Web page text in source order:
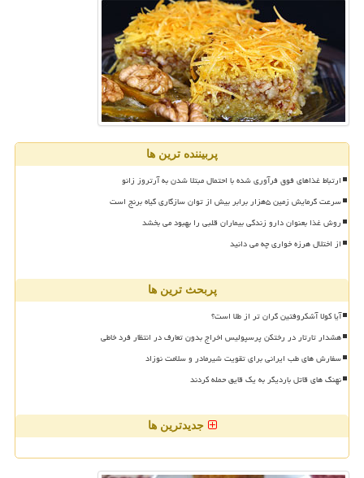
پربیننده ترین ها
ارتباط غذاهای فوق فرآوری شده با احتمال مبتلا شدن به آرتروز زانو
سرعت گرمایش زمین ۵هزار برابر بیش از توان سازگاری گیاه برنج است
روش غذا بعنوان دارو زندگی بیماران قلبی را بهبود می بخشد
از اختلال هرزه خواری چه می دانید
پربحث ترین ها
آیا کولا آشکروفتین گران تر از طلا است؟
هشدار تارتار در رختکن پرسپولیس اخراج بدون تعارف در انتظار فرد خاطی
سفارش های طب ایرانی برای تقویت شیرمادر و سلامت نوزاد
نهنگ های قاتل باردیگر به یک قایق حمله کردند
جدیدترین ها